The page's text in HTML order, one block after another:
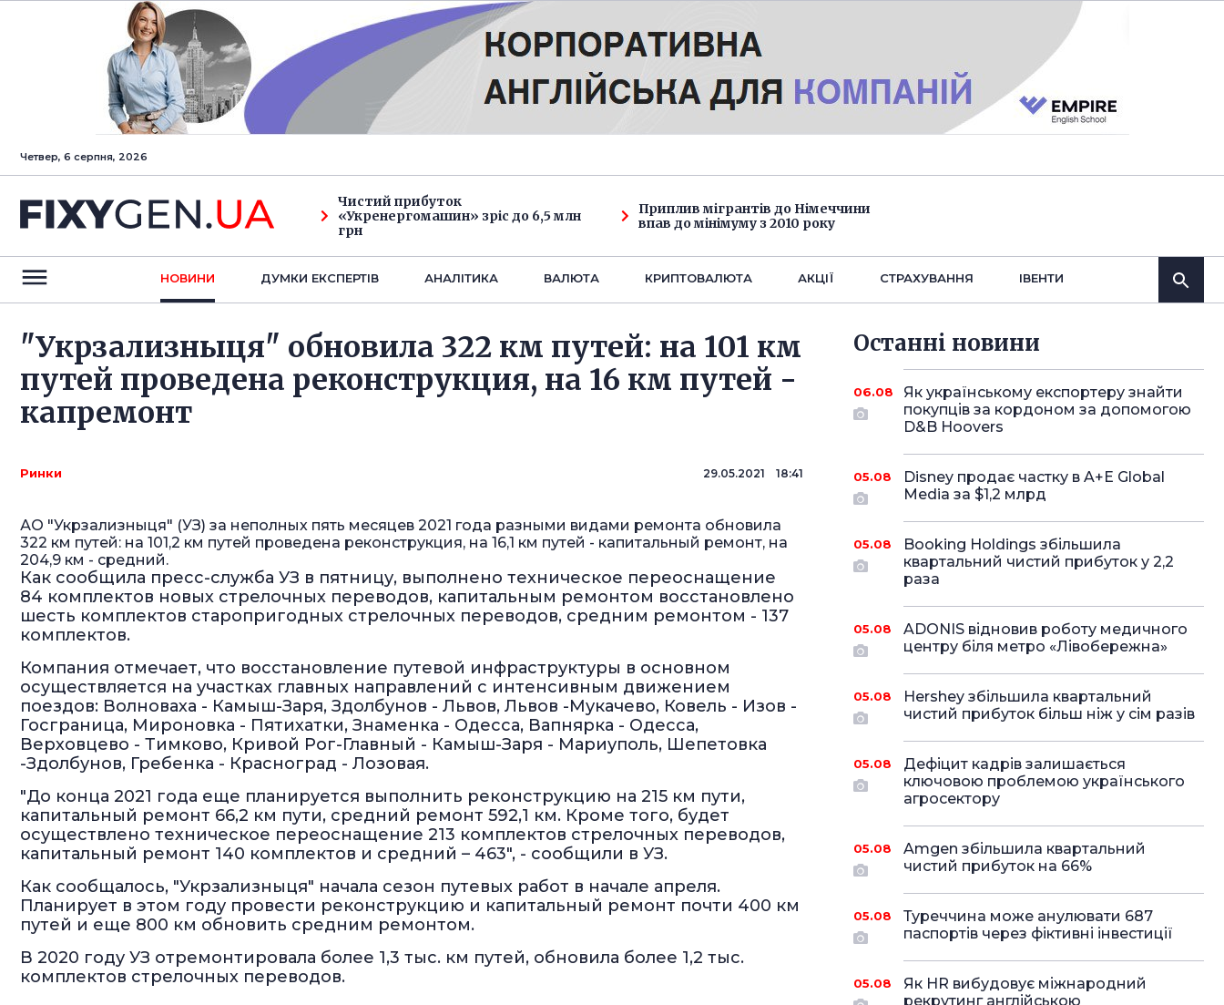
Четвер, 6 серпня, 2026
Чистий прибуток
«Укренергомашин» зріс до 6,5 млн
грн
Приплив мігрантів до Німеччини
впав до мінімуму з 2010 року
НОВИНИ ДУМКИ ЕКСПЕРТIВ АНАЛIТИКА ВАЛЮТА КРИПТОВАЛЮТА АКЦІЇ СТРАХУВАННЯ IВЕНТИ
"Укрзализныця" обновила 322 км путей: на 101 км
путей проведена реконструкция, на 16 км путей -
капремонт
Ринки 29.05.2021 18:41
АО "Укрзализныця" (УЗ) за неполных пять месяцев 2021 года разными видами ремонта обновила
322 км путей: на 101,2 км путей проведена реконструкция, на 16,1 км путей - капитальный ремонт, на
204,9 км - средний.
Как сообщила пресс-служба УЗ в пятницу, выполнено техническое переоснащение
84 комплектов новых стрелочных переводов, капитальным ремонтом восстановлено
шесть комплектов старопригодных стрелочных переводов, средним ремонтом - 137
комплектов.
Компания отмечает, что восстановление путевой инфраструктуры в основном
осуществляется на участках главных направлений с интенсивным движением
поездов: Волноваха - Камыш-Заря, Здолбунов - Львов, Львов -Мукачево, Ковель - Изов -
Госграница, Мироновка - Пятихатки, Знаменка - Одесса, Вапнярка - Одесса,
Верховцево - Тимково, Кривой Рог-Главный - Камыш-Заря - Мариуполь, Шепетовка
-Здолбунов, Гребенка - Красноград - Лозовая.
"До конца 2021 года еще планируется выполнить реконструкцию на 215 км пути,
капитальный ремонт 66,2 км пути, средний ремонт 592,1 км. Кроме того, будет
осуществлено техническое переоснащение 213 комплектов стрелочных переводов,
капитальный ремонт 140 комплектов и средний – 463", - сообщили в УЗ.
Как сообщалось, "Укрзализныця" начала сезон путевых работ в начале апреля.
Планирует в этом году провести реконструкцию и капитальный ремонт почти 400 км
путей и еще 800 км обновить средним ремонтом.
В 2020 году УЗ отремонтировала более 1,3 тыс. км путей, обновила более 1,2 тыс.
комплектов стрелочных переводов.
Останнi новини
06.08
Як українському експортеру знайти
покупців за кордоном за допомогою
D&B Hoovers
05.08
Disney продає частку в A+E Global
Media за $1,2 млрд
05.08
Booking Holdings збільшила
квартальний чистий прибуток у 2,2
раза
05.08
ADONIS відновив роботу медичного
центру біля метро «Лівобережна»
05.08
Hershey збільшила квартальний
чистий прибуток більш ніж у сім разів
05.08
Дефіцит кадрів залишається
ключовою проблемою українського
агросектору
05.08
Amgen збільшила квартальний
чистий прибуток на 66%
05.08
Туреччина може анулювати 687
паспортів через фіктивні інвестиції
05.08
Як HR вибудовує міжнародний
рекрутинг англійською